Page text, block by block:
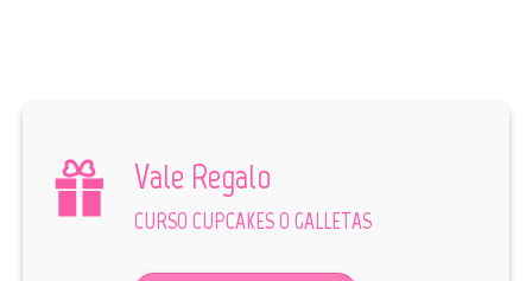
Vale Regalo
CURSO CUPCAKES O GALLETAS